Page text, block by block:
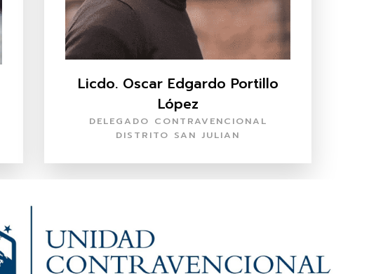
Licdo. Oscar Edgardo Portillo
López
DELEGADO CONTRAVENCIONAL
DISTRITO SAN JULIAN